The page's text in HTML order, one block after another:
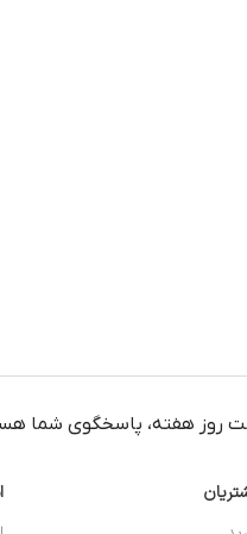
روز هفته، پاسخگوی شما